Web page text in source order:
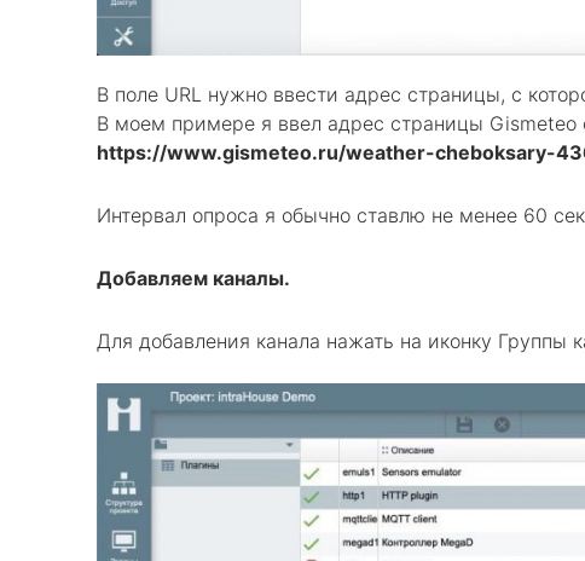
В поле URL нужно ввести адрес страницы, с
В моем примере я ввел адрес страницы Gismeteo
https://www.gismeteo.ru/weather-cheboksary-
Интервал опроса я обычно ставлю не менее 60
Добавляем каналы.
Для добавления канала нажать на иконку Группы